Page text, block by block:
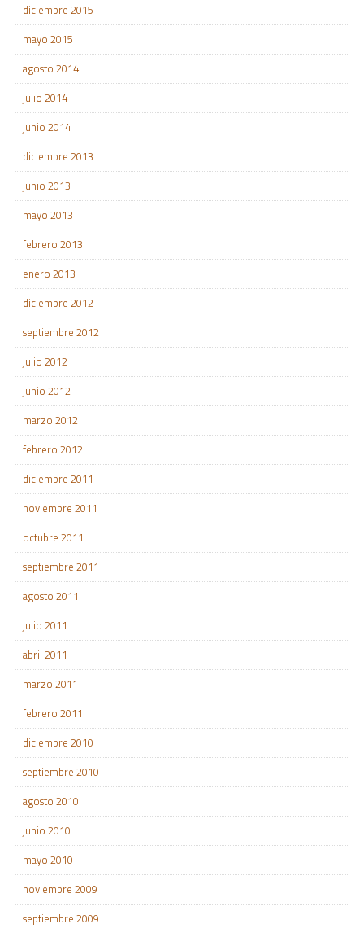
diciembre 2015
mayo 2015
agosto 2014
julio 2014
junio 2014
diciembre 2013
junio 2013
mayo 2013
febrero 2013
enero 2013
diciembre 2012
septiembre 2012
julio 2012
junio 2012
marzo 2012
febrero 2012
diciembre 2011
noviembre 2011
octubre 2011
septiembre 2011
agosto 2011
julio 2011
abril 2011
marzo 2011
febrero 2011
diciembre 2010
septiembre 2010
agosto 2010
junio 2010
mayo 2010
noviembre 2009
septiembre 2009